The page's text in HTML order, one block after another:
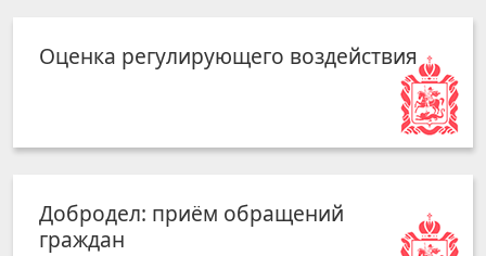
Оценка регулирующего воздействия
Добродел: приём обращений
граждан